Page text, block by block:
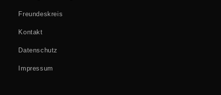
Freundeskreis
Kontakt
Datenschutz
Impressum